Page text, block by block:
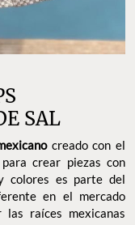
SAL
creado con el
crear piezas con
colores es parte del
en el mercado
raíces mexicanas